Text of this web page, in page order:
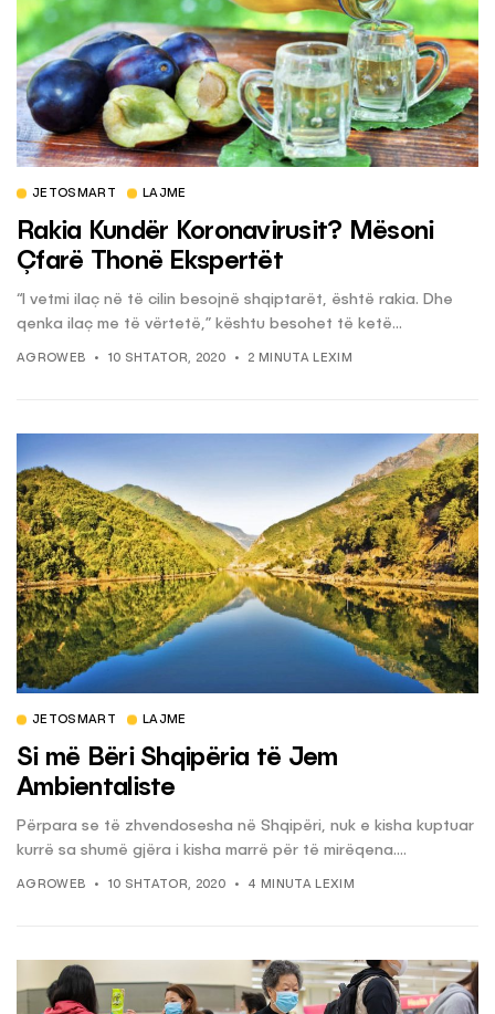
JETOSMART LAJME
Rakia Kundër Koronavirusit? Mësoni
Çfarë Thonë Ekspertët
“I vetmi ilaç në të cilin besojnë shqiptarët, është rakia. Dhe
qenka ilaç me të vërtetë,” kështu besohet të ketë...
AGROWEB 10 SHTATOR, 2020 2 MINUTA LEXIM
JETOSMART LAJME
Si më Bëri Shqipëria të Jem
Ambientaliste
Përpara se të zhvendosesha në Shqipëri, nuk e kisha kuptuar
kurrë sa shumë gjëra i kisha marrë për të mirëqena....
AGROWEB 10 SHTATOR, 2020 4 MINUTA LEXIM